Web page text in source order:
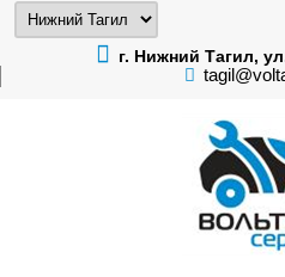
г. Нижний Тагил,